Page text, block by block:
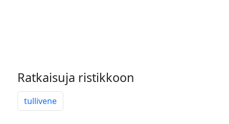
Ratkaisuja ristikkoon
tullivene